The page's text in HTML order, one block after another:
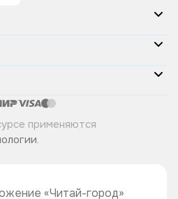
применяются
.
«Читай-город»